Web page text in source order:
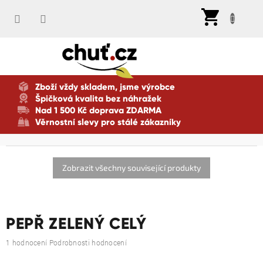
Zboží vždy skladem, jsme výrobce
Špičková kvalita bez náhražek
Nad 1 500 Kč doprava ZDARMA
Věrnostní slevy pro stálé zákazníky
PEPŘ ZELENÝ CELÝ
Průměrné
1 hodnocení Podrobnosti hodnocení
Zobrazit všechny související produkty